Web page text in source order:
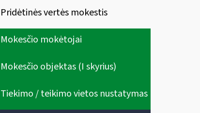
Pridėtinės vertės mokestis
Mokesčio mokėtojai
Mokesčio objektas (I skyrius)
Tiekimo / teikimo vietos nustatymas